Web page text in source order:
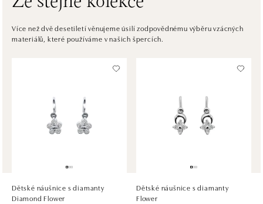
ALOve OC Eurovea, Bratislava
Pribinova 8, 811 09 Bratislava
tel.: +421917090467
Ivanská cesta 16, 821 04 Bratislava
tel.: +421 917 090 372
dnes otevřeno do 21:00
Pribinova 8, 811 09 Bratislava
dnes otevřeno do 21:00
Více než dvě desetiletí věnujeme úsilí zodpovědnému výběru vzácných
materiálů, které používáme v našich špercích.
Dětské náušnice s diamanty
Diamond Flower
Dětské náušnice s diamanty
Flower